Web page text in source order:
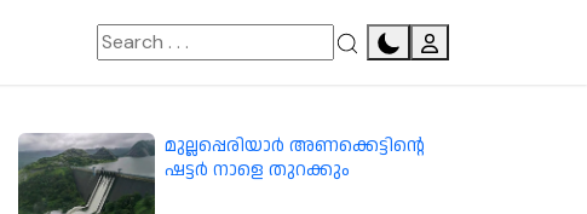
മുല്ലപ്പെരിയാർ അണക്കെട്ടിന്റെ
ഷട്ടർ നാളെ തുറക്കും